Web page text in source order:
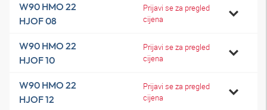
W90 HMO 22
HJOF 08
Prijavi se za pregled
cijena
W90 HMO 22
HJOF 10
Prijavi se za pregled
cijena
W90 HMO 22
HJOF 12
Prijavi se za pregled
cijena